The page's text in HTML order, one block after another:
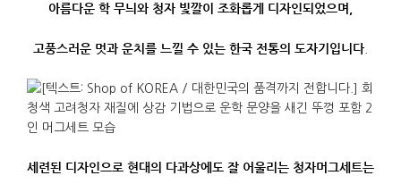
아름다운 학 무늬와 청자 빛깔이 조화롭게 디자인되었으며
고풍스러운 멋과 운치를 느낄 수 있는 한국 전통의 도자기입니다
세련된 디자인으로 현대의 다과상에도 잘 어울리는 청자머그세트는